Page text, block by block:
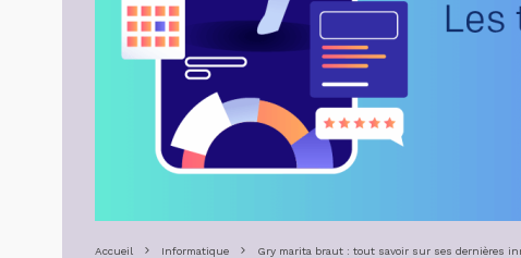
Accueil Informatique Gry marita braut : tout savoir sur ses dernières